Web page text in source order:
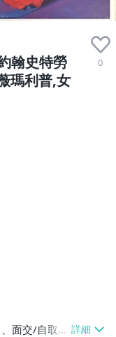
翰史特勞
瑪利普,女
0
面交/自取/